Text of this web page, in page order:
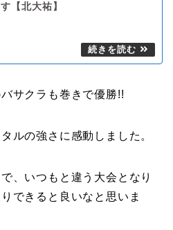
す【北大祐】
サクラも巻きで優勝!!
ルの強さに感動しました。
、いつもと違う大会となり
できると良いなと思いま